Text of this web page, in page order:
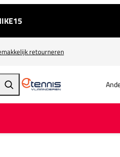
retourneren
Zoeken